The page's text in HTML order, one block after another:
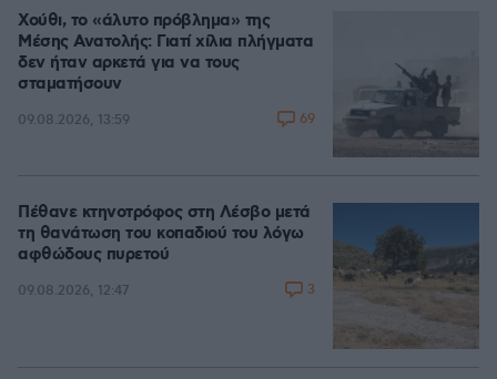
Χούθι, το «άλυτο πρόβλημα» της
Μέσης Ανατολής: Γιατί χίλια πλήγματα
δεν ήταν αρκετά για να τους
σταματήσουν
09.08.2026, 13:59 69
Πέθανε κτηνοτρόφος στη Λέσβο μετά
τη θανάτωση του κοπαδιού του λόγω
αφθώδους πυρετού
09.08.2026, 12:47 3